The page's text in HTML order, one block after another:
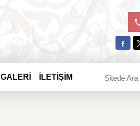
GALERİ İLETİŞİM